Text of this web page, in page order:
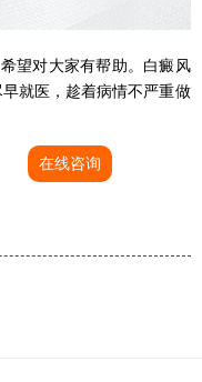
望对大家有帮助。白癜风
就医，趁着病情不严重做
在线咨询